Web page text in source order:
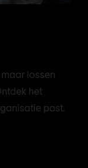
lossen
het
past.